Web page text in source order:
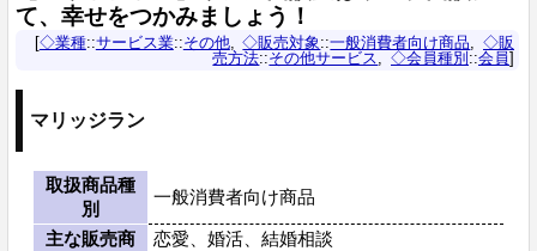
て、幸せをつかみましょう！
◇業種::サービス業::その他 ◇販売対象::一般消費者向け商品
◇販
売方法::その他サービス ◇会員種別 ::会員
マリッジラン
取扱商品種
別
一般消費者向け商品
主な販売商
恋愛、婚活、結婚相談